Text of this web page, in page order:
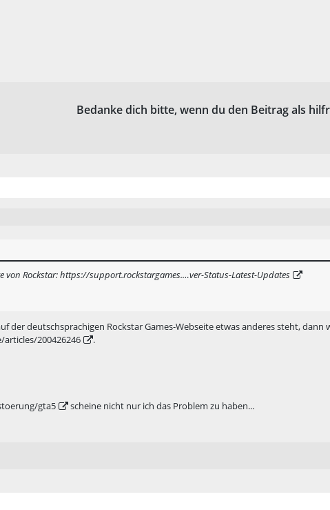
Bedanke dich bitte, wenn du den Beitrag als
von Rockstar:https://support.rockstargames.…ver-Status-Latest-Updates
der deutschsprachigen Rockstar Games-Webseite etwas anderes steht, dann
200426246
.
gta5 scheine nicht nur ich das Problem zu haben...